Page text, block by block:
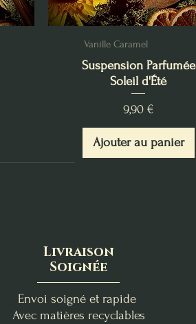
Vanille Caramel
Suspension Parfumée
Soleil d'Été
Prix
9,90 €
Ajouter au panier
Livraison
Soignée
Envoi soigné et rapide
Avec matières recyclables